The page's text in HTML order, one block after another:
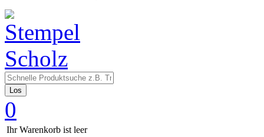
Los
0
Ihr Warenkorb ist leer